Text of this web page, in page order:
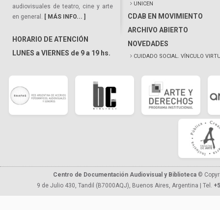
audiovisuales de teatro, cine y arte
en general. [ MÁS INFO... ]
HORARIO DE ATENCIÓN
LUNES a VIERNES de 9 a 19 hs.
UNICEN
CDAB EN MOVIMIENTO
ARCHIVO ABIERTO
NOVEDADES
CUIDADO SOCIAL. VÍNCULO
Centro de Documentación Audiovisual y Biblioteca ©
9 de Julio 430, Tandil (B7000AQJ), Buenos Aires, Argentina | Tel.